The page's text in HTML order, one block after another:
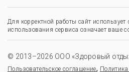
Для корректной работы сайт
использования сервиса означает ваше
© 2013–2026 ООО «Здоровый
Пользовательское соглашение,